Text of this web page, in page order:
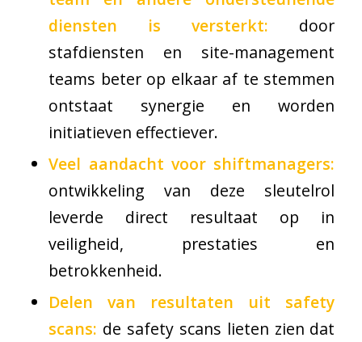
diensten is versterkt: door
stafdiensten en site-management
teams beter op elkaar af te stemmen
ontstaat synergie en worden
initiatieven effectiever.
Veel aandacht voor shiftmanagers:
ontwikkeling van deze sleutelrol
leverde direct resultaat op in
veiligheid, prestaties en
betrokkenheid.
Delen van resultaten uit safety
scans: de safety scans lieten zien dat